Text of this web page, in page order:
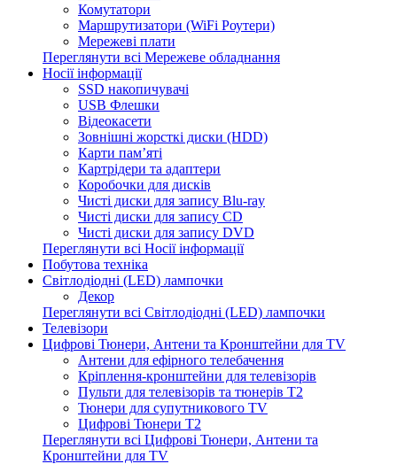
Комутатори
Маршрутизатори (WiFi Роутери)
Мережеві плати
Переглянути всі Мережеве обладнання
Носії інформації
SSD накопичувачі
USB Флешки
Відеокасети
Зовнішні жорсткі диски (HDD)
Карти пам’яті
Картрідери та адаптери
Коробочки для дисків
Чисті диски для запису Blu-ray
Чисті диски для запису CD
Чисті диски для запису DVD
Переглянути всі Носії інформації
Побутова техніка
Світлодіодні (LED) лампочки
Декор
Переглянути всі Світлодіодні (LED) лампочки
Телевізори
Цифрові Тюнери, Антени та Кронштейни для TV
Антени для ефірного телебачення
Кріплення-кронштейни для телевізорів
Пульти для телевізорів та тюнерів T2
Тюнери для супутникового TV
Цифрові Тюнери T2
Переглянути всі Цифрові Тюнери, Антени та
Кронштейни для TV